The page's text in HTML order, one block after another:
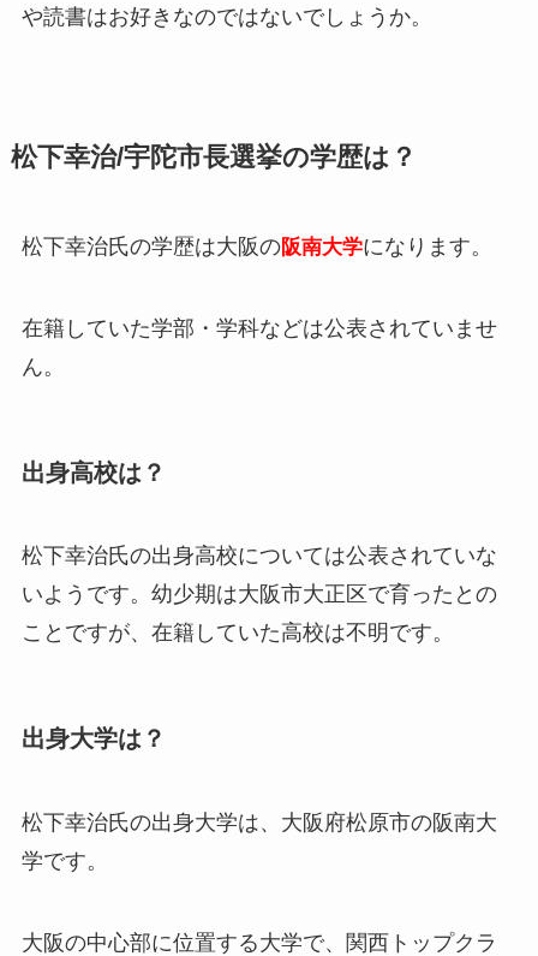
や読書はお好きなのではないでしょうか。
松下幸治/宇陀市長選挙の学歴は？
松下幸治氏の学歴は大阪の阪南大学になります。
在籍していた学部・学科などは公表されていませ
ん。
出身高校は？
松下幸治氏の出身高校については公表されていな
いようです。幼少期は大阪市大正区で育ったとの
ことですが、在籍していた高校は不明です。
出身大学は？
松下幸治氏の出身大学は、大阪府松原市の阪南大
学です。
大阪の中心部に位置する大学で、関西トップクラ